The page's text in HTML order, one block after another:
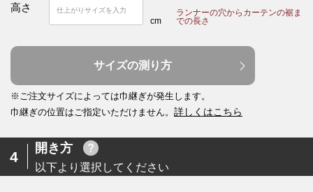
高さ
cm
ランナーの穴からカーテンの裾ま
での長さ
サイズの測り方
※ご注文サイズによっては巾継ぎが発生します。
巾継ぎの位置はご指定いただけません。 詳しくはこちら
4
開き方
以下より選択してください